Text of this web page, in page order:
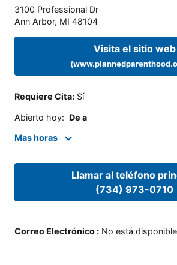
3100 Professional Dr
Ann Arbor, MI 48104
Visita el sitio web
Requiere Cita: Sí
Abierto hoy: De a
Mas horas
Llamar al teléfono
(734) 973-0710
Correo Electrónico : No está disponible